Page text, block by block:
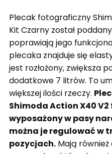
Plecak fotograficzny
Kit Czarny został
poprawiają jego
plecaka znajduje się
jest rozłożony, zwiększa
dodatkowe 7 litrów. To
większej ilości rzeczy.
Shimoda Action X40
wyposażony w pasy
można je regulować w
pozycjach. Mają